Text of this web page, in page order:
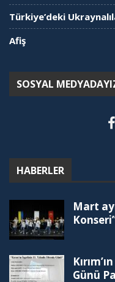
Türkiye’deki
Afiş
SOSYAL
HABERLER
Mart
Günü